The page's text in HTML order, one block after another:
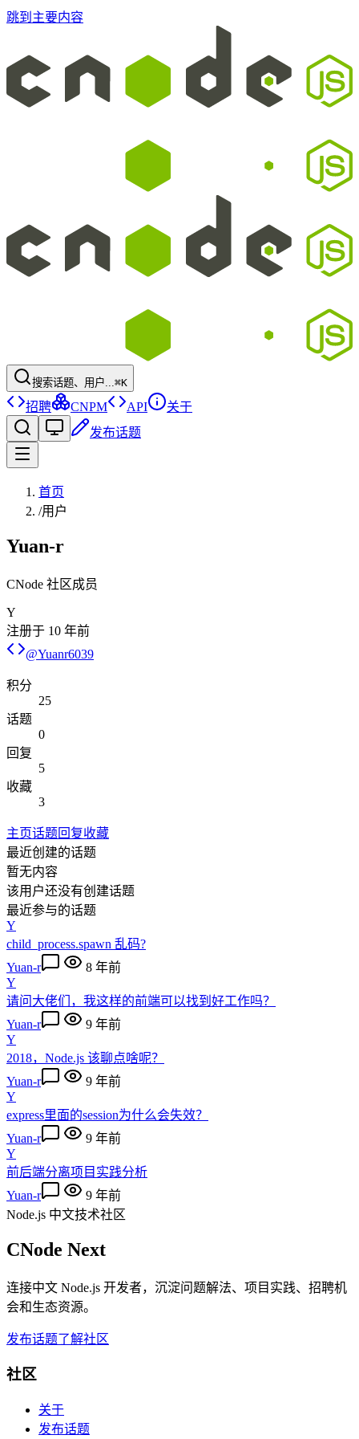
跳到主要内容
搜索话题、用户...⌘K
招聘 CNPM API
关于
发布话题
首页
/用户
Yuan-r
CNode 社区成员
Y
注册于 10 年前
@Yuanr6039
积分
25
话题
0
回复
5
收藏
3
主页话题回复收藏
最近创建的话题
暂无内容
该用户还没有创建话题
最近参与的话题
Y
child_process.spawn 乱码?
Yuan-r
8 年前
Y
请问大佬们，我这样的前端可以找到好工作吗？
Yuan-r
9 年前
Y
2018，Node.js 该聊点啥呢？
Yuan-r
9 年前
Y
express里面的session为什么会失效？
Yuan-r
9 年前
Y
前后端分离项目实践分析
Yuan-r
9 年前
Node.js 中文技术社区
CNode Next
连接中文 Node.js 开发者，沉淀问题解法、项目实践、招聘机
会和生态资源。
发布话题了解社区
社区
关于
发布话题